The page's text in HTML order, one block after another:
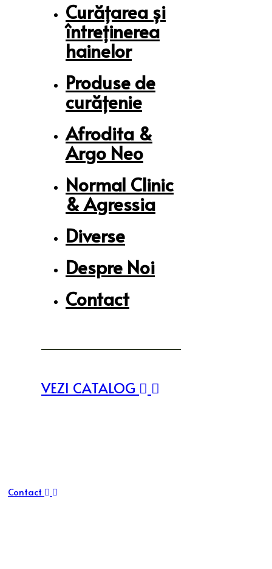
Curățarea și
întreținerea
hainelor
Produse de
curățenie
Afrodita &
Argo Neo
Normal Clinic
& Agressia
Diverse
Despre Noi
Contact
VEZI CATALOG
Contact